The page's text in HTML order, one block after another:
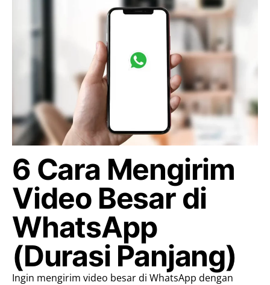
6 Cara Mengirim
Video Besar di
WhatsApp
(Durasi Panjang)
Ingin mengirim video besar di WhatsApp dengan